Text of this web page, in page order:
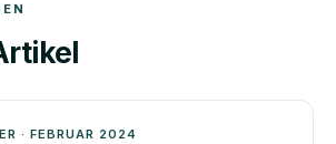
· FEBRUAR 2024